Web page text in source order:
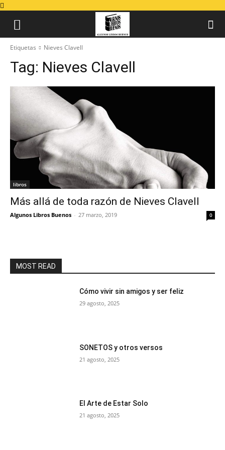
Etiquetas Nieves Clavell
Tag: Nieves Clavell
libros
Más allá de toda razón de Nieves Clavell
Algunos Libros Buenos - 27 marzo, 2019 0
MOST READ
Cómo vivir sin amigos y ser feliz
29 agosto, 2025
SONETOS y otros versos
21 agosto, 2025
El Arte de Estar Solo
21 agosto, 2025